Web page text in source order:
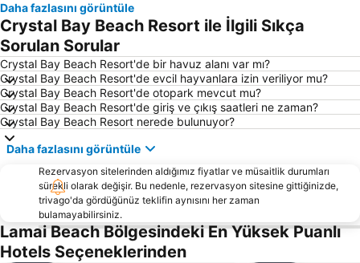
Daha fazlasını görüntüle
Crystal Bay Beach Resort ile İlgili Sıkça
Sorulan Sorular
Crystal Bay Beach Resort'de bir havuz alanı var mı?
Crystal Bay Beach Resort'de evcil hayvanlara izin veriliyor mu?
Crystal Bay Beach Resort'de otopark mevcut mu?
Crystal Bay Beach Resort'de giriş ve çıkış saatleri ne zaman?
Crystal Bay Beach Resort nerede bulunuyor?
Daha fazlasını görüntüle
Rezervasyon sitelerinden aldığımız fiyatlar ve müsaitlik durumları
sürekli olarak değişir. Bu nedenle, rezervasyon sitesine gittiğinizde,
trivago'da gördüğünüz teklifin aynısını her zaman
bulamayabilirsiniz.
Lamai Beach Bölgesindeki En Yüksek Puanlı
Hotels Seçeneklerinden